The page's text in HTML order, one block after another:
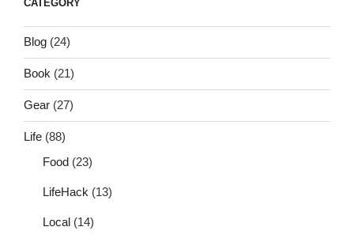
CATEGORY
Blog (24)
Book (21)
Gear (27)
Life (88)
Food (23)
LifeHack (13)
Local (14)